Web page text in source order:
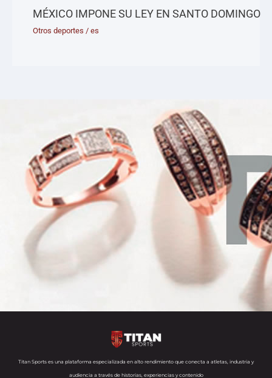
MÉXICO IMPONE SU LEY EN SANTO DOMINGO
Otros deportes /es
Titan Sports es una plataforma especializada en alto rendimiento que conecta a atletas, industria y
audiencia a través de historias, experiencias y contenido